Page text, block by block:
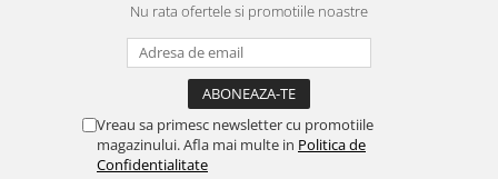
Nu rata ofertele si promotiile noastre
Vreau sa primesc newsletter cu promotiile
magazinului. Afla mai multe in Politica de
Confidentialitate